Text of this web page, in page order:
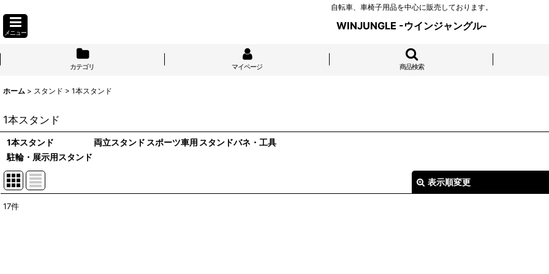
自転車、車椅子用品を中心に販売しております。
メニュー
WINJUNGLE -ウインジャングル-
カテゴリ マイページ 商品検索
ホーム > スタンド > 1本スタンド
1本スタンド
1本スタンド 両立スタンド スポーツ車用 スタンドバネ・工具
駐輪・展示用スタンド
表示順変更
17件